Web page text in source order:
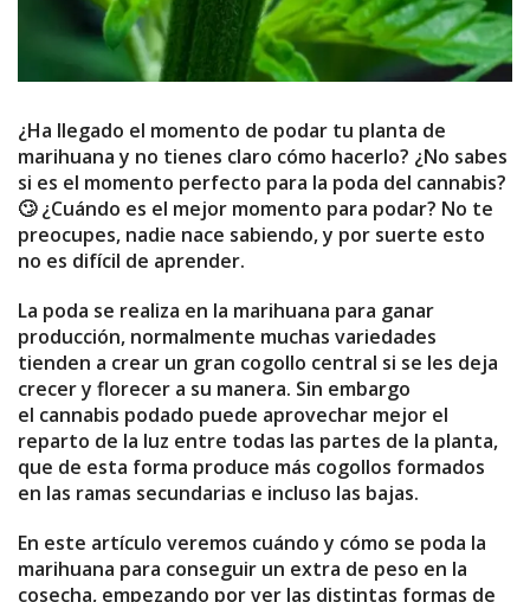
¿Ha llegado el momento de podar tu planta de
marihuana y no tienes claro cómo hacerlo? ¿No sabes
si es el momento perfecto para la poda del cannabis?
🙄 ¿Cuándo es el mejor momento para podar? No te
preocupes, nadie nace sabiendo, y por suerte esto
no es difícil de aprender.
La poda se realiza en la marihuana para ganar
producción, normalmente muchas variedades
tienden a crear un gran cogollo central si se les deja
crecer y florecer a su manera. Sin embargo
el cannabis podado puede aprovechar mejor el
reparto de la luz entre todas las partes de la planta,
que de esta forma produce más cogollos formados
en las ramas secundarias e incluso las bajas.
En este artículo veremos cuándo y cómo se poda la
marihuana para conseguir un extra de peso en la
cosecha, empezando por ver las distintas formas de